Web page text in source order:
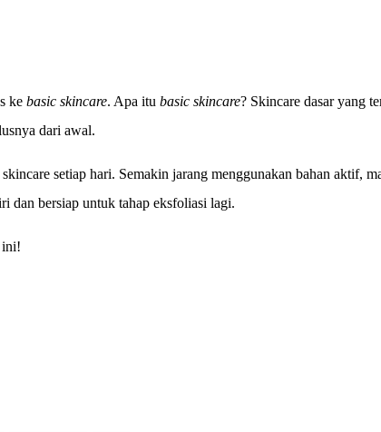
ke basic skincare. Apa itubasic skincare? Skincare dasar yang
dari awal.
setiap hari. Semakin jarang menggunakan bahan aktif,
dan bersiap untuk tahap eksfoliasi lagi.
ini!